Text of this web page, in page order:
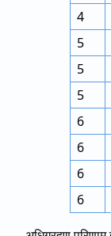
4
5
5
5
6
6
6
6